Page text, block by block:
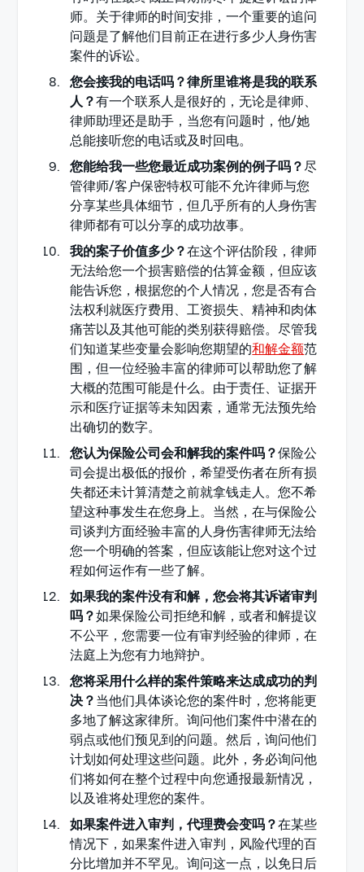
师。关于律师的时间安排，一个重要的追问
问题是了解他们目前正在进行多少人身伤害
案件的诉讼。
您会接我的电话吗？律所里谁将是我的联系
人？有一个联系人是很好的，无论是律师、
律师助理还是助手，当您有问题时，他/她
总能接听您的电话或及时回电。
您能给我一些您最近成功案例的例子吗？尽
管律师/客户保密特权可能不允许律师与您
分享某些具体细节，但几乎所有的人身伤害
律师都有可以分享的成功故事。
我的案子价值多少？在这个评估阶段，律师
无法给您一个损害赔偿的估算金额，但应该
能告诉您，根据您的个人情况，您是否有合
法权利就医疗费用、工资损失、精神和肉体
痛苦以及其他可能的类别获得赔偿。尽管我
们知道某些变量会影响您期望的和解金额范
围，但一位经验丰富的律师可以帮助您了解
大概的范围可能是什么。由于责任、证据开
示和医疗证据等未知因素，通常无法预先给
出确切的数字。
您认为保险公司会和解我的案件吗？保险公
司会提出极低的报价，希望受伤者在所有损
失都还未计算清楚之前就拿钱走人。您不希
望这种事发生在您身上。当然，在与保险公
司谈判方面经验丰富的人身伤害律师无法给
您一个明确的答案，但应该能让您对这个过
程如何运作有一些了解。
如果我的案件没有和解，您会将其诉诸审判
吗？如果保险公司拒绝和解，或者和解提议
不公平，您需要一位有审判经验的律师，在
法庭上为您有力地辩护。
您将采用什么样的案件策略来达成成功的判
决？ 当他们具体谈论您的案件时，您将能更
多地了解这家律所。询问他们案件中潜在的
弱点或他们预见到的问题。然后，询问他们
计划如何处理这些问题。此外，务必询问他
们将如何在整个过程中向您通报最新情况，
以及谁将处理您的案件。
如果案件进入审判，代理费会变吗？在某些
情况下，如果案件进入审判，风险代理的百
分比增加并不罕见。询问这一点，以免日后